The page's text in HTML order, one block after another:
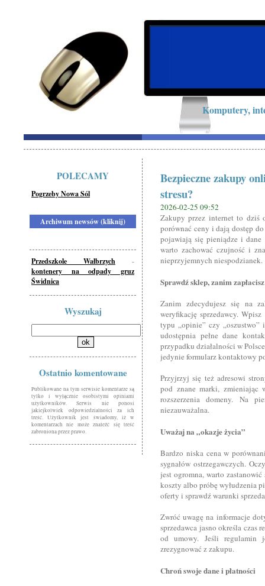
Komputery,
POLECAMY
Pogrzeby Nowa Sól
Archiwum newsów (kliknij)
Przedszkole Wałbrzych -
kontenery na odpady gruz
Świdnica
Wyszukaj
Ostatnio komentowane
Publikowane na tym serwisie komentarze są
tylko i wyłącznie osobistymi opiniami
użytkowników. Serwis nie ponosi
jakiejkolwiek odpowiedzialności za ich
treść. Użytkownik jest świadomy, iż w
komentarzach nie może znaleźć się treść
zabroniona przez prawo.
Bezpieczne zakupy
stresu?
2026-02-25 09:52
Zakupy przez internet to dziś
porównać ceny i dają dostęp
pojawiają się pieniądze i dane
warto zachować czujność i
nieprzyjemnych niespodzianek.
Sprawdź sklep, zanim zapłacisz
Zanim zdecydujesz się na
weryfikację sprzedawcy.
typu „opinie” czy
udostępnia pełne dane
przypadku działalności w
jedynie formularz kontaktowy
Przyjrzyj się też adresowi
pod znane marki, zmieniając
rozszerzenia domeny. Na
niezauważalna.
Uważaj na „okazje życia”
Bardzo niska cena w
sygnałów ostrzegawczych.
jest ogromna, warto
koszty albo próbę wyłudzenia
oferty i sprawdź warunki
Zwróć uwagę na informacje
sprzedawca jasno określa czas
od umowy. Jeśli regulamin
zrezygnować z zakupu.
Chroń swoje dane i płatności